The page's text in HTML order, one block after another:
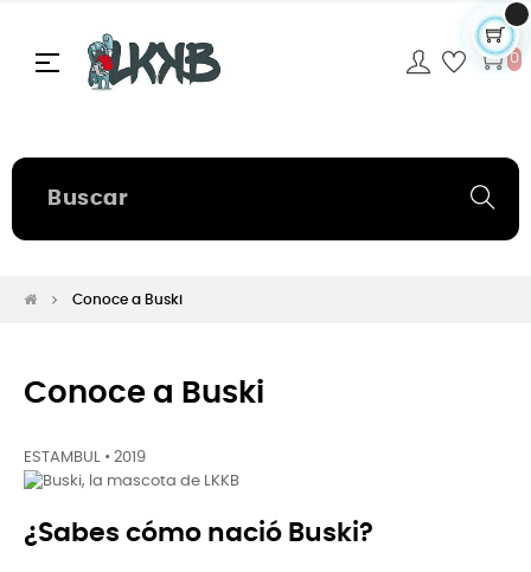
Navegación
☰ 0
Conoce a Buski
Conoce a Buski
ESTAMBUL • 2019
¿Sabes cómo nació Buski?